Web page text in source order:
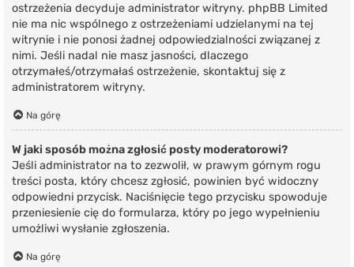
ostrzeżenia decyduje administrator witryny. phpBB Limited
nie ma nic wspólnego z ostrzeżeniami udzielanymi na tej
witrynie i nie ponosi żadnej odpowiedzialności związanej z
nimi. Jeśli nadal nie masz jasności, dlaczego
otrzymałeś/otrzymałaś ostrzeżenie, skontaktuj się z
administratorem witryny.
Na górę
W jaki sposób można zgłosić posty moderatorowi?
Jeśli administrator na to zezwolił, w prawym górnym rogu
treści posta, który chcesz zgłosić, powinien być widoczny
odpowiedni przycisk. Naciśnięcie tego przycisku spowoduje
przeniesienie cię do formularza, który po jego wypełnieniu
umożliwi wysłanie zgłoszenia.
Na górę